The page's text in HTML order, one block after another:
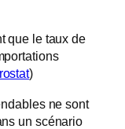
que le taux de
)
ne sont
un scénario